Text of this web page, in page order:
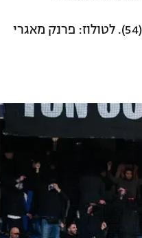
לשטרסבורג: פליקס למרשל (47), אנדריי סנטוס (54). לטולוז: פרנק מאגרי